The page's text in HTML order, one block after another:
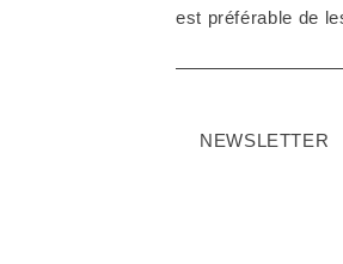
est préférable de
NEWSLETTER